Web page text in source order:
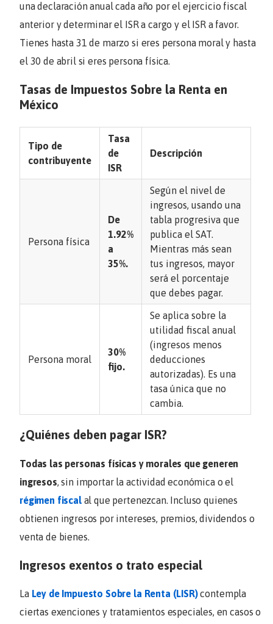
una declaración anual cada año por el ejercicio fiscal
anterior y determinar el ISR a cargo y el ISR a favor.
Tienes hasta 31 de marzo si eres persona moral y hasta
el 30 de abril si eres persona física.
Tasas de Impuestos Sobre la Renta en
México
Tipo de
contribuyente
Tasa
de
ISR
Descripción
Persona física
De
1.92%
a
35%.
Según el nivel de
ingresos, usando una
tabla progresiva que
publica el SAT.
Mientras más sean
tus ingresos, mayor
será el porcentaje
que debes pagar.
Persona moral
30%
fijo.
Se aplica sobre la
utilidad fiscal anual
(ingresos menos
deducciones
autorizadas). Es una
tasa única que no
cambia.
¿Quiénes deben pagar ISR?
Todas las personas físicas y morales que generen
ingresos , sin importar la actividad económica o el
régimen fiscal al que pertenezcan. Incluso quienes
obtienen ingresos por intereses, premios, dividendos o
venta de bienes.
Ingresos exentos o trato especial
La Ley de Impuesto Sobre la Renta (LISR)contempla
ciertas exenciones y tratamientos especiales, en casos o